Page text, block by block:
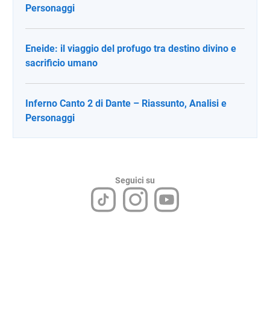
Personaggi
Eneide: il viaggio del profugo tra destino divino e
sacrificio umano
Inferno Canto 2 di Dante – Riassunto, Analisi e
Personaggi
Seguici su